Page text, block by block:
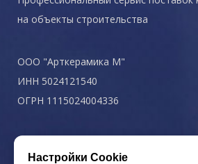
на объекты строительства
ООО "Арткерамика М"
ИНН 5024121540
ОГРН 1115024004336
Политика конфиденциальности
Настройки Cookie